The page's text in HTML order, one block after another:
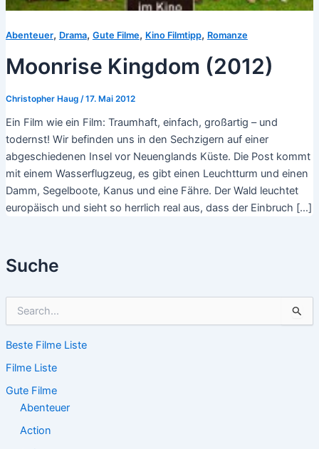
Suche
h
n
n
Beste Filme Liste
Filme Liste
Gute Filme
Abenteuer
Action
Abenteuer, Drama, Gute Filme, Kino Filmtipp, Romanze
Moonrise Kingdom (2012)
Christopher Haug /17. Mai 2012
Ein Film wie ein Film: Traumhaft, einfach, großartig – und
todernst! Wir befinden uns in den Sechzigern auf einer
abgeschiedenen Insel vor Neuenglands Küste. Die Post kommt
mit einem Wasserflugzeug, es gibt einen Leuchtturm und einen
Damm, Segelboote, Kanus und eine Fähre. Der Wald leuchtet
europäisch und sieht so herrlich real aus, dass der Einbruch […]